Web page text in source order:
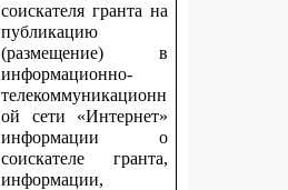
соискателя гранта на
публикацию
(размещение) в
информационно-
телекоммуникационн
ой сети «Интернет»
информации о
соискателе гранта,
информации,